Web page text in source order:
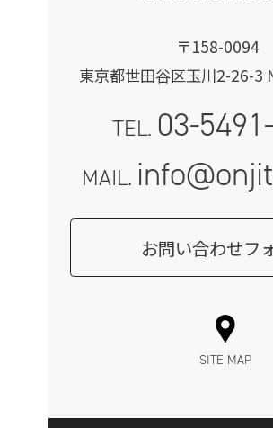
〒158-0094
東京都世田谷区玉川2-26-3
TEL. 03-
MAIL.
お問い合わせフ
SITE MAP